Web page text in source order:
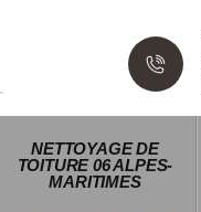
NETTOYAGE DE
TOITURE 06 ALPES-
MARITIMES